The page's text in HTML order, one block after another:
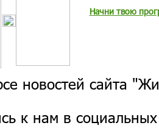
Начни твою
новостей сайта
к нам в